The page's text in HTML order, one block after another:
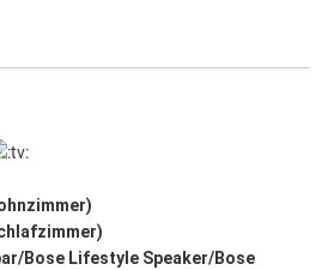
Bose Lifestyle Speaker/Bose